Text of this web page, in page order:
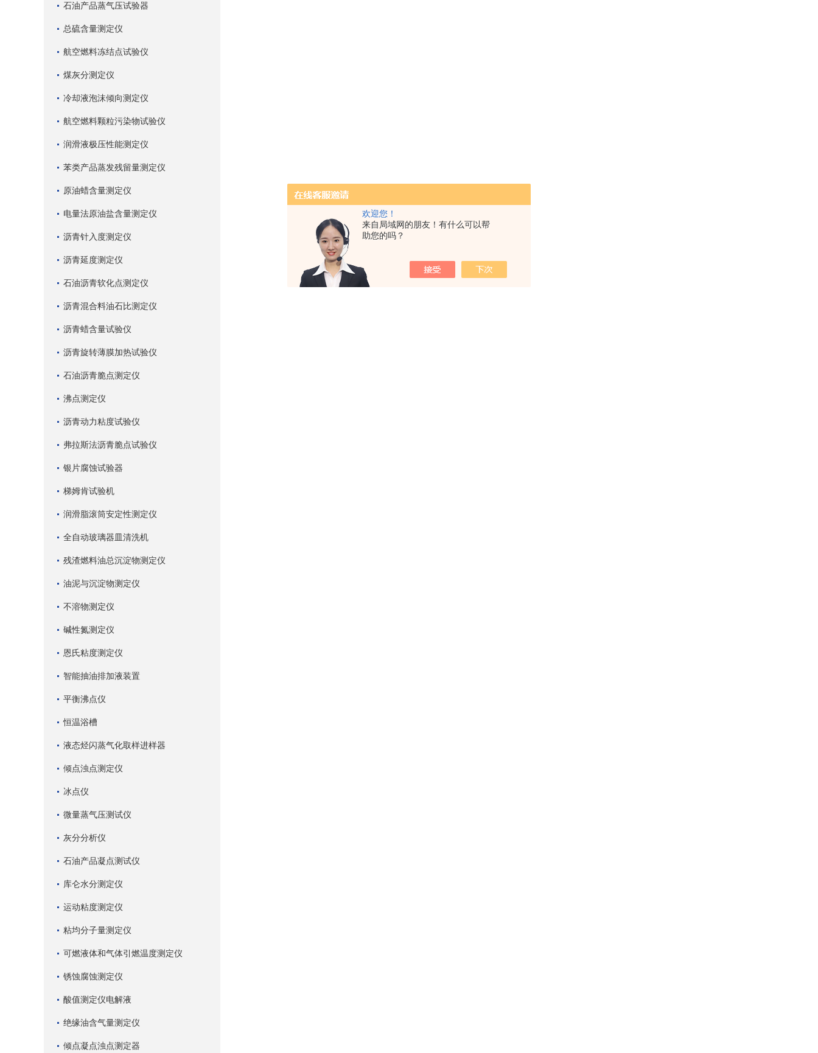
欢迎您！
来自局域网的朋友！有什么可以帮
助您的吗？
石油产品蒸气压试验器
总硫含量测定仪
航空燃料冻结点试验仪
煤灰分测定仪
冷却液泡沫倾向测定仪
航空燃料颗粒污染物试验仪
润滑液极压性能测定仪
苯类产品蒸发残留量测定仪
原油蜡含量测定仪
电量法原油盐含量测定仪
沥青针入度测定仪
沥青延度测定仪
石油沥青软化点测定仪
沥青混合料油石比测定仪
沥青蜡含量试验仪
沥青旋转薄膜加热试验仪
石油沥青脆点测定仪
沸点测定仪
沥青动力粘度试验仪
弗拉斯法沥青脆点试验仪
银片腐蚀试验器
梯姆肯试验机
润滑脂滚筒安定性测定仪
全自动玻璃器皿清洗机
残渣燃料油总沉淀物测定仪
油泥与沉淀物测定仪
不溶物测定仪
碱性氮测定仪
恩氏粘度测定仪
智能抽油排加液装置
平衡沸点仪
恒温浴槽
液态烃闪蒸气化取样进样器
倾点浊点测定仪
冰点仪
微量蒸气压测试仪
灰分分析仪
石油产品凝点测试仪
库仑水分测定仪
运动粘度测定仪
粘均分子量测定仪
可燃液体和气体引燃温度测定仪
锈蚀腐蚀测定仪
酸值测定仪电解液
绝缘油含气量测定仪
倾点凝点浊点测定器